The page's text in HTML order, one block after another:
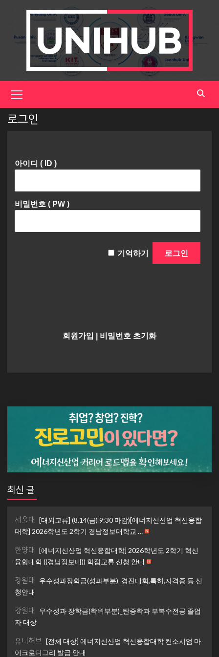
Menu
로그인
아이디 ( ID )
비밀번호 ( PW )
기억하기
회원가입 비밀번호 초기화
최신 글
서울대 [대외교류] (8.14(금) 9:30 마감)[에너지신산업 혁신융합
대학] 2026학년도 2학기 경남정보대학교 …
한양대 [에너지신산업 혁신융합대학] 2026학년도 2학기 혁신
융합대학 ((경남정보대)) 학점교류 신청 안내
강원대
우수성과장학금(성과부분)_경진대회,특허,자격증 등 신
청안내
강원대
우수성과 장학금(학위부분)_탄중학과 부복수전공 졸업
자 대상
유니허브 [전체 대상] 에너지신산업 혁신융합대학 컨소시엄 마
이크로디그리 발급 안내